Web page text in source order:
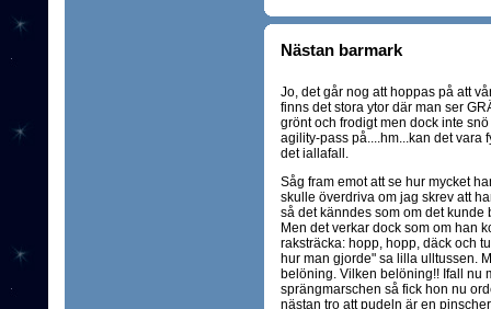
Nästan barmark
Jo, det går nog att hoppas på att
finns det stora ytor där man ser
grönt och frodigt men dock inte
agility-pass på....hm...kan det vara
det iallafall.
Såg fram emot att se hur mycket
skulle överdriva om jag skrev att
så det känndes som om det
Men det verkar dock som om han
raksträcka: hopp, hopp, däck och
hur man gjorde" sa lilla ulltussen.
belöning. Vilken belöning!! Ifall nu
sprängmarschen så fick hon nu
nästan tro att pudeln är en